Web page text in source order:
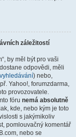
záležitostí
by měl být pro vaši
odpovědi, měli
) nebo,
Yahoo!, forumzdarma,
provozovatele.
fóru nemá absolutně
kde, nebo kým je toto
s jakýmikoliv
pomlouvačný komentář
nebo se